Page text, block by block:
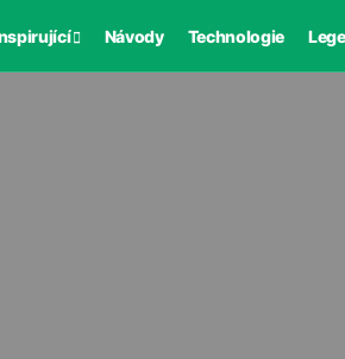
Návody Technologie